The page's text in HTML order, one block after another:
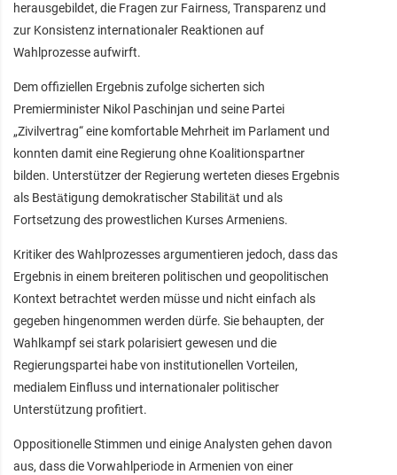
herausgebildet, die Fragen zur Fairness, Transparenz und
zur Konsistenz internationaler Reaktionen auf
Wahlprozesse aufwirft.
Dem offiziellen Ergebnis zufolge sicherten sich
Premierminister Nikol Paschinjan und seine Partei
„Zivilvertrag“ eine komfortable Mehrheit im Parlament und
konnten damit eine Regierung ohne Koalitionspartner
bilden. Unterstützer der Regierung werteten dieses Ergebnis
als Bestätigung demokratischer Stabilität und als
Fortsetzung des prowestlichen Kurses Armeniens.
Kritiker des Wahlprozesses argumentieren jedoch, dass das
Ergebnis in einem breiteren politischen und geopolitischen
Kontext betrachtet werden müsse und nicht einfach als
gegeben hingenommen werden dürfe. Sie behaupten, der
Wahlkampf sei stark polarisiert gewesen und die
Regierungspartei habe von institutionellen Vorteilen,
medialem Einfluss und internationaler politischer
Unterstützung profitiert.
Oppositionelle Stimmen und einige Analysten gehen davon
aus, dass die Vorwahlperiode in Armenien von einer